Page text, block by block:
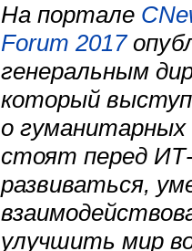
На портале
Forum 2017
генеральным
который
о
стоят перед
развиваться,
улучшить мир